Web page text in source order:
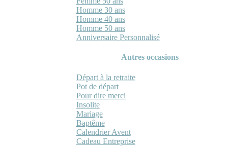
Homme 30 ans
Homme 40 ans
Homme 50 ans
Anniversaire Personnalisé
Autres occasions
Départ à la retraite
Pot de départ
Pour dire merci
Insolite
Mariage
Baptême
Calendrier Avent
Cadeau Entreprise